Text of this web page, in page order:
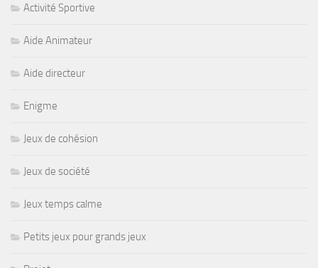
Activité Sportive
Aide Animateur
Aide directeur
Enigme
Jeux de cohésion
Jeux de société
Jeux temps calme
Petits jeux pour grands jeux